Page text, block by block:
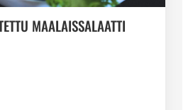
MAALAISSALAATTI